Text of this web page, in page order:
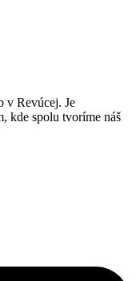
v Revúcej. Je
kde spolu tvoríme náš